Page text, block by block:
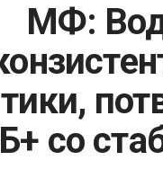
МФ:
со